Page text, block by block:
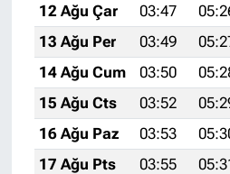
12 Ağu Çar
03:47
13 Ağu Per
03:49
14 Ağu Cum
03:50
15 Ağu Cts
03:52
16 Ağu Paz
03:53
17 Ağu Pts
03:55